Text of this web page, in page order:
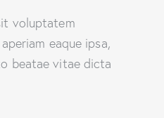
voluptatem
eaque ipsa,
beatae vitae dicta